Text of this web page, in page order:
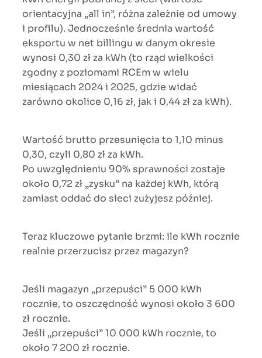
orientacyjna „all in”, różna zależnie od umowy
i profilu). Jednocześnie średnia wartość
eksportu w net billingu w danym okresie
wynosi 0,30 zł za kWh (to rząd wielkości
zgodny z poziomami RCEm w wielu
miesiącach 2024 i 2025, gdzie widać
zarówno okolice 0,16 zł, jak i 0,44 zł za kWh).
Wartość brutto przesunięcia to 1,10 minus
0,30, czyli 0,80 zł za kWh.
Po uwzględnieniu 90% sprawności zostaje
około 0,72 zł „zysku” na każdej kWh, którą
zamiast oddać do sieci zużyjesz później.
Teraz kluczowe pytanie brzmi: ile kWh rocznie
realnie przerzucisz przez magazyn?
Jeśli magazyn „przepuści” 5 000 kWh
rocznie, to oszczędność wynosi około 3 600
zł rocznie.
Jeśli „przepuści” 10 000 kWh rocznie, to
około 7 200 zł rocznie.